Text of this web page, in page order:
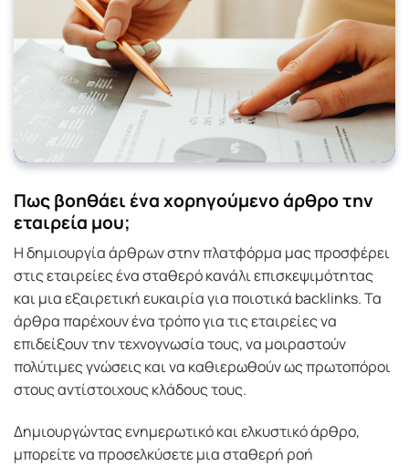
Πως βοηθάει ένα χορηγούμενο άρθρο την
εταιρεία μου;
Η δημιουργία άρθρων στην πλατφόρμα μας προσφέρει
στις εταιρείες ένα σταθερό κανάλι επισκεψιμότητας
και μια εξαιρετική ευκαιρία για ποιοτικά backlinks. Τα
άρθρα παρέχουν ένα τρόπο για τις εταιρείες να
επιδείξουν την τεχνογνωσία τους, να μοιραστούν
πολύτιμες γνώσεις και να καθιερωθούν ως πρωτοπόροι
στους αντίστοιχους κλάδους τους.
Δημιουργώντας ενημερωτικό και ελκυστικό άρθρο,
μπορείτε να προσελκύσετε μια σταθερή ροή